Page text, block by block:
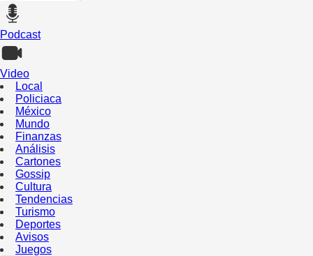
Podcast
Video
Local
Policiaca
México
Mundo
Finanzas
Análisis
Cartones
Gossip
Cultura
Tendencias
Turismo
Deportes
Avisos
Juegos